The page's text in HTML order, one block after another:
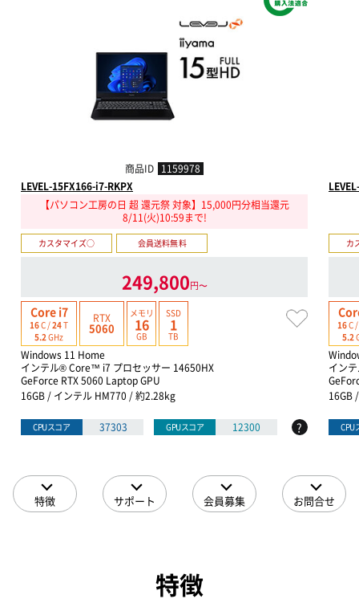
商品ID 1159978
LEVEL-15FX166-i7-RKPX
【パソコン工房の日 超 還元祭 対象】15,000円分相当還元
8/11(火)10:59まで!
カスタマイズ○ 会員送料無料
249,800円〜
Core i7
16C /24T
5.2 GHz
RTX
5060
メモリ
16
GB
SSD
1
TB
Windows 11 Home
インテル® Core™ i7 プロセッサー 14650HX
GeForce RTX 5060 Laptop GPU
16GB / インテル HM770 / 約2.28kg
CPUスコア 37303 GPUスコア 12300 ?
カ
16C /
5.2
イン
16GB
CPU
特徴 サポート 会員募集 お問合せ
特徴